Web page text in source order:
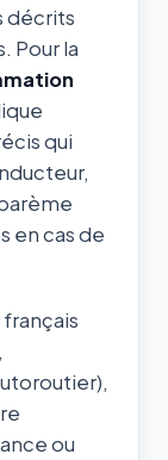
décrits
Pour la
qui
en cas de
ou